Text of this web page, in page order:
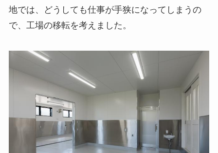
地では、どうしても仕事が手狭になってしまうの
で、工場の移転を考えました。